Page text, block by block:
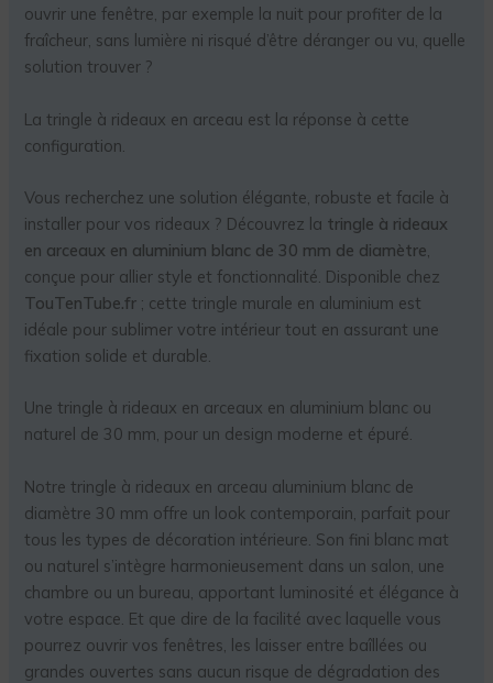
ouvrir une fenêtre, par exemple la nuit pour profiter de la
fraîcheur, sans lumière ni risqué d’être déranger ou vu, quelle
solution trouver ?
La tringle à rideaux en arceau est la réponse à cette
configuration.
Vous recherchez une solution élégante, robuste et facile à
installer pour vos rideaux ? Découvrez la tringle à rideaux
en arceaux en aluminium blanc de 30 mm de diamètre,
conçue pour allier style et fonctionnalité. Disponible chez
TouTenTube.fr ; cette tringle murale en aluminium est
idéale pour sublimer votre intérieur tout en assurant une
fixation solide et durable.
Une tringle à rideaux en arceaux en aluminium blanc ou
naturel de 30 mm, pour un design moderne et épuré.
Notre tringle à rideaux en arceau aluminium blanc de
diamètre 30 mm offre un look contemporain, parfait pour
tous les types de décoration intérieure. Son fini blanc mat
ou naturel s’intègre harmonieusement dans un salon, une
chambre ou un bureau, apportant luminosité et élégance à
votre espace. Et que dire de la facilité avec laquelle vous
pourrez ouvrir vos fenêtres, les laisser entre baîllées ou
grandes ouvertes sans aucun risque de dégradation des